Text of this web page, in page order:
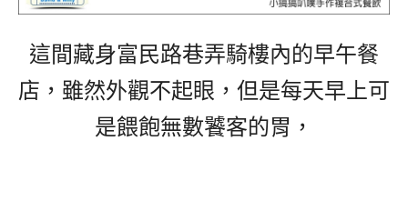
這間藏身富民路巷弄騎樓內的早午餐
店，雖然外觀不起眼，但是每天早上可
是餵飽無數饕客的胃，